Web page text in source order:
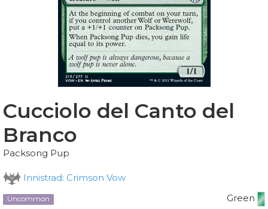
Cucciolo del Canto del
Branco
Packsong Pup
Innistrad: Crimson Vow
Uncommon Green